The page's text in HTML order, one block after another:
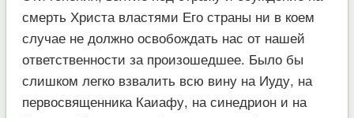
смерть Христа властями Его страны ни в коем
случае не должно освобождать нас от нашей
ответственности за произошедшее. Было бы
слишком легко взвалить всю вину на Иуду, на
первосвященника Каиафу, на синедрион и на